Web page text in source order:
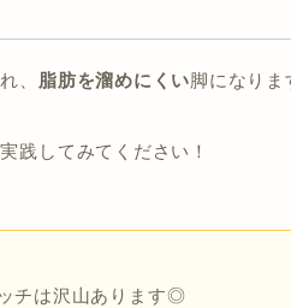
、 脂肪を溜めにくい脚になり
践してみてください！
チは沢山あります◎